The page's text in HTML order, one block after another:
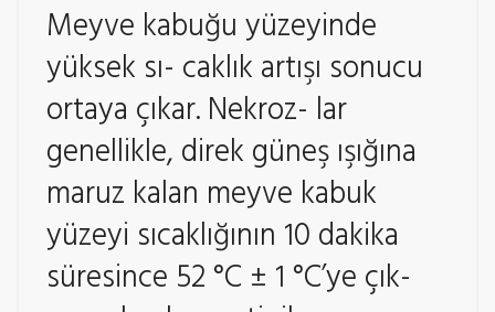
Meyve kabuğu yüzeyinde
yüksek sı- caklık artışı sonucu
ortaya çıkar. Nekroz- lar
genellikle, direk güneş ışığına
maruz kalan meyve kabuk
yüzeyi sıcaklığının 10 dakika
süresince 52 °C ± 1 °C’ye çık-